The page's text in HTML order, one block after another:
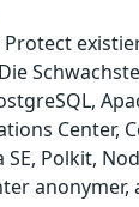
Center,
SE, Polkit,